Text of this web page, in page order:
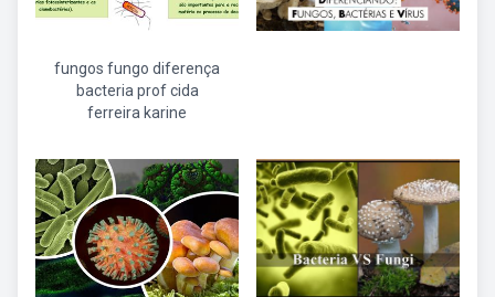
fungos fungo diferença
bacteria prof cida
ferreira karine